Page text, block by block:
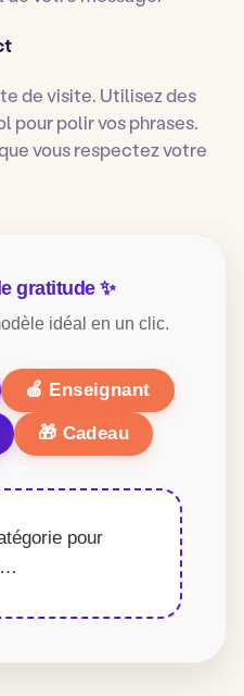
de visite. Utilisez des
pour polir vos phrases.
vous respectez votre
gratitude ✨
idéal en un clic.
🍎 Enseignant
🎁 Cadeau
pour